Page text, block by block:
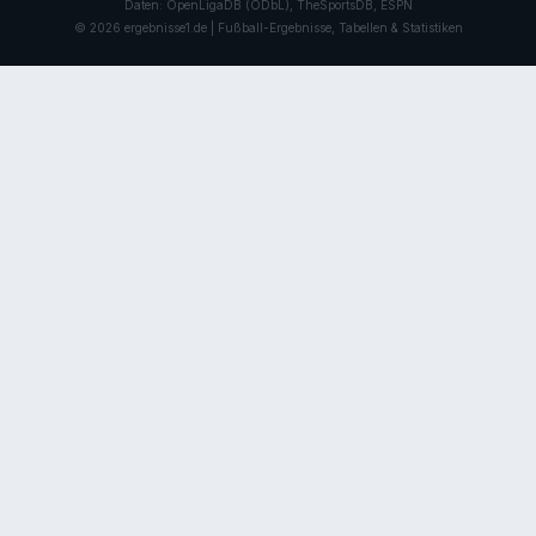
Daten: OpenLigaDB (ODbL), TheSportsDB, ESPN
© 2026 ergebnisse1.de | Fußball-Ergebnisse, Tabellen & Statistiken